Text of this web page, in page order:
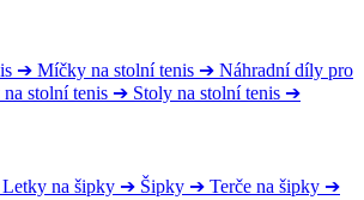
➔ Míčky na stolní tenis ➔ Náhradní díly pro
stolní tenis ➔ Stoly na stolní tenis ➔
Letky na šipky ➔ Šipky ➔ Terče na šipky ➔